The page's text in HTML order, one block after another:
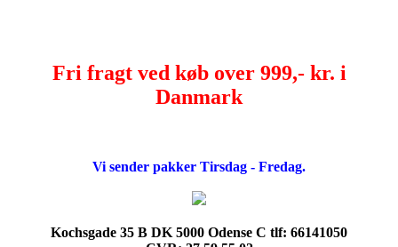
Fri fragt ved køb over 999,- kr. i
Danmark
Vi sender pakker Tirsdag - Fredag.
Kochsgade 35 B DK 5000 Odense C tlf: 66141050